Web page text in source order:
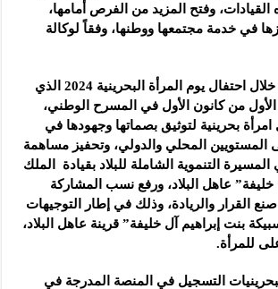
القيادات، وفتح المزيد من الفرص أمامها،
في خدمة مجتمعها ووطنها، وفقاً لوكالة
وتم تدشين المنصة خلال احتفال يوم المرأة البحرينية 2024 الذي
من كانون الأول في المسرح الوطني،
بحرينية لتوثيق بصماتها وجهودها في
المستويين المحلي والدولي، وتحفيز مساهمة
المسيرة التنموية الشاملة للبلاد بقيادة الملك
عاهل البلاد، ورفع نسب المشاركة
القرار والريادة، وذلك في إطار التوجيهات
بنت إبراهيم آل خليفة” قرينة عاهل البلاد،
للمرأة.
التسجيل في المنصة المدرجة في